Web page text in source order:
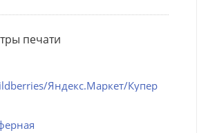
печати
Яндекс.Маркет/Купер